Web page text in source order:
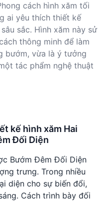
cách hình xăm tối
ai yêu thích thiết kế
sắc. Hình xăm này sử
thông minh để làm
bướm, vừa là ý tưởng
tác phẩm nghệ thuật
kế hình xăm Hai
Đối Diện
Bướm Đêm Đối Diện
trưng. Trong nhiều
diện cho sự biến đổi,
Cách trình bày đối